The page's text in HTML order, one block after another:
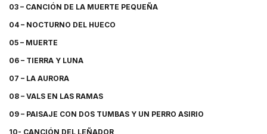
03 – CANCIÓN DE LA MUERTE PEQUEÑA
04 – NOCTURNO DEL HUECO
05 – MUERTE
06 – TIERRA Y LUNA
07 – LA AURORA
08 – VALS EN LAS RAMAS
09 – PAISAJE CON DOS TUMBAS Y UN PERRO ASIRIO
10- CANCIÓN DEL LEÑADOR